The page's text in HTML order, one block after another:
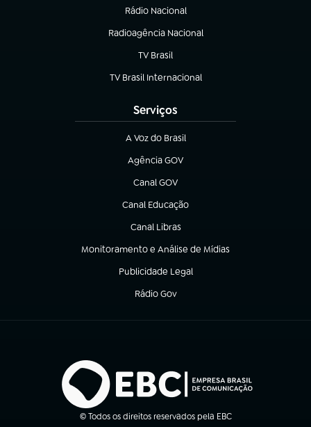
Rádio Nacional
Radioagência Nacional
(abre em nova aba)
TV Brasil
(abre em nova aba)
TV Brasil Internacional
(abre em nova aba)
Serviços
A Voz do Brasil
(abre em nova aba)
Agência GOV
(abre em nova aba)
Canal GOV
(abre em nova aba)
Canal Educação
(abre em nova aba)
Canal Libras
(abre em nova aba)
Monitoramento e Análise de Mídias
(abre em nova aba)
Publicidade Legal
(abre em nova aba)
Rádio Gov
(abre em nova aba)
© Todos os direitos reservados pela EBC